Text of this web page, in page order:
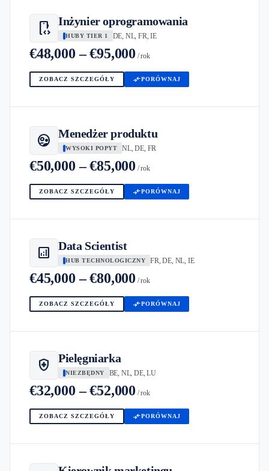
developer_mode Inżynier oprogramowania
HUBY TIER 1 DE, NL, FR, IE
€48,000 – €95,000 / rok
ZOBACZ SZCZEGÓŁY compare_arrowsPORÓWNAJ
supervised_user_circle Menedżer produktu
WYSOKI POPYT NL, DE, FR
€50,000 – €85,000 / rok
ZOBACZ SZCZEGÓŁY compare_arrowsPORÓWNAJ
analytics Data Scientist
HUB TECHNOLOGICZNY FR, DE, NL, IE
€45,000 – €80,000 / rok
ZOBACZ SZCZEGÓŁY compare_arrowsPORÓWNAJ
health_and_safety Pielęgniarka
NIEZBĘDNY BE, NL, DE, LU
€32,000 – €52,000 / rok
ZOBACZ SZCZEGÓŁY compare_arrowsPORÓWNAJ